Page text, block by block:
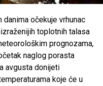
mrežama još
njegovati kulturu
posebno u trenucima
nenadoknadivog
danima očekuje vrhunac
toplotnih talasa
prognozama,
naglog porasta
avgusta donijeti
koje će u